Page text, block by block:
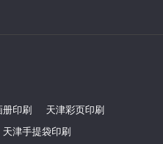
册印刷
天津彩页印刷
天津手提袋印刷